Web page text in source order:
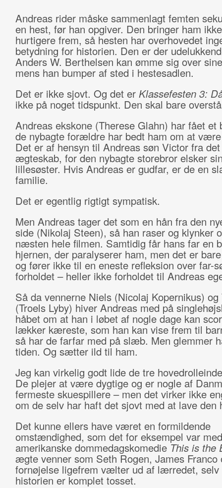
Andreas rider måske sammenlagt femten
en hest, før han opgiver. Den bringer ham
hurtigere frem, så hesten har overhovedet
betydning for historien. Den er der
Anders W. Berthelsen kan ømme sig over
mens han bumper af sted i hestesadlen.
Det er ikke sjovt. Og det er Klassefesten 3:
ikke på noget tidspunkt. Den skal bare
Andreas ekskone (Therese Glahn) har fået et
de nybagte forældre har bedt ham om at
Det er af hensyn til Andreas søn Victor fra
ægteskab, for den nybagte storebror elsker
lillesøster. Hvis Andreas er gudfar, er de en
familie.
Det er egentlig rigtigt sympatisk.
Men Andreas tager det som en hån fra den
side (Nikolaj Steen), så han raser og klynker
næsten hele filmen. Samtidig får hans far en
hjernen, der paralyserer ham, men det er
og fører ikke til en eneste refleksion over far-
forholdet – heller ikke forholdet til Andreas
Så da vennerne Niels (Nicolaj Kopernikus) og
(Troels Lyby) hiver Andreas med på
håbet om at han i løbet af nogle dage kan
lækker kæreste, som han kan vise frem til
så har de farfar med på slæb. Men glemmer
tiden. Og sætter ild til ham.
Jeg kan virkelig godt lide de tre
De plejer at være dygtige og er nogle af
fermeste skuespillere – men det virker ikke
om de selv har haft det sjovt med at lave den
Det kunne ellers have været en formildende
omstændighed, som det for eksempel var
amerikanske dommedagskomedie This is the
ægte venner som Seth Rogen, James Franco
fornøjelse ligefrem vælter ud af lærredet, selv
historien er komplet tosset.